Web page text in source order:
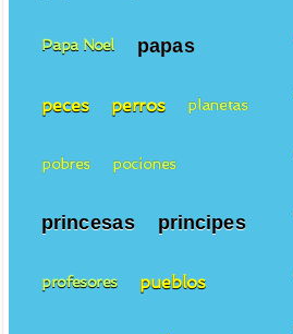
Papa Noel papas
peces perros planetas
pobres pociones
princesas principes
profesores pueblos